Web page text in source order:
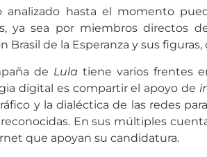
analizado hasta el momento
ya sea por miembros directos
Brasil de la Esperanza y sus
de Lula tiene varios frentes
digital es compartir el apoyo de
y la dialéctica de las redes
En sus múltiples
que apoyan su candidatura.